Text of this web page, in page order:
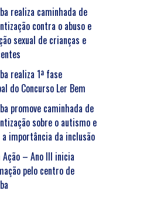
realiza caminhada de
contra o abuso e
sexual de crianças e
realiza 1ª fase
do Concurso Ler Bem
promove caminhada de
sobre o autismo e
importância da inclusão
Ação – Ano III inicia
pelo centro de